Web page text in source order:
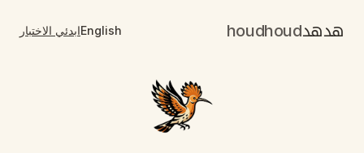
هدهدhoudhoud
Englishابدئي الاختبار